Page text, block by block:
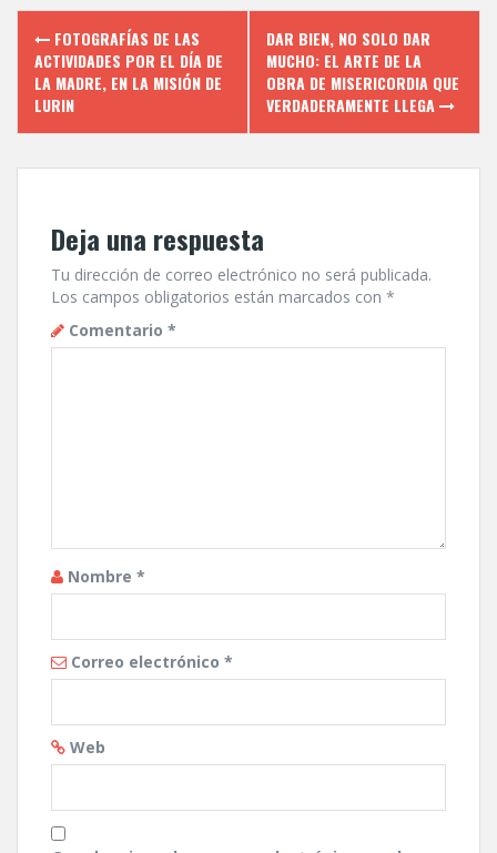
Navegación
de
entradas
FOTOGRAFÍAS DE LAS
ACTIVIDADES POR EL DÍA DE
LA MADRE, EN LA MISIÓN DE
LURIN
DAR BIEN, NO SOLO DAR
MUCHO: EL ARTE DE LA
OBRA DE MISERICORDIA QUE
VERDADERAMENTE LLEGA
Deja una respuesta
Tu dirección de correo electrónico no será publicada.
Los campos obligatorios están marcados con *
Comentario *
Nombre *
Correo electrónico *
Web